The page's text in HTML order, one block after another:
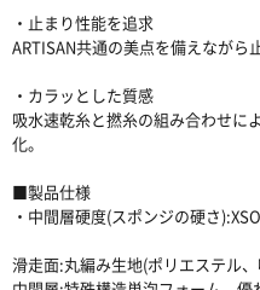
・止まり性能を追求
ARTISAN共通の美点を備えながら
・カラッとした質感
吸水速乾糸と撚糸の組み合わせに
化。
■製品仕様
・中間層硬度(スポンジの硬さ
滑走面:丸編み生地(ポリエステル